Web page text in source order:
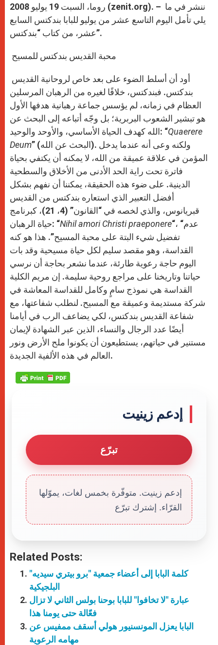
روما، السبت 19 يوليو 2008 (zenit.org). – ننشر في ما
يلي تأمل اليوم التاسع عشر من يوليو للبابا بندكتس السابع
عشر، من كتاب “بندكتس”.
محبة القديس بندكتس للمسيح
بندكتس. فبندكتس، خلافًا لغيره من الرهبان المرسلين
العظام في زمانه، لم يؤسس جماعة رهبانية هدفها الأول
هو تبشير الشعوب البربرية؛ بل وجّه أتباعه إلى البحث عن
الله كهدف الحياة الأساسي، والأوحد والوحيد: “Quaerere
Deum” (البحث عن الله). ولكنه وعى أنه عندما يدخل
المؤمن في علاقة عميقة من الله، لا يمكنه أن يكتفي بحياة
فاترة تحت راية الحد الأدنى من الأخلاق والسطحية
الدينية. على ضوء هذه الحقيقة، يمكننا أن نفهم بشكل
أفضل التعبير الذي استعاره بندكتس من القديس
قبريانوس، والذي لخصه في “القانون” (4، 21)، كبرنامج
حياة الرهبان: “Nihil amori Christi praeponere“، “عدم
تفضيل شيء البتة على محبة المسيح”. هذا هو كنه
القداسة، وهو مقصد سليم لكل حياة مسيحية وقد بات
اليوم حاجة رعوية طارئة، عندما نشعر بحاجة أن نرسي
حياتنا وتاريخنا على مراجع روحية سليمة. إن مريم الكلية
القداسة هي نموذج سامٍ وكامل للقداسة المعاشة في
شركة مستديمة وعميقة مع المسيح. لنطلب شفاعتها، مع
شفاعة القديس بندكتس، لكي يضاعف الرب في أيامنا
أيضًا عدد الرجال والنساء، الذين عبر الشهادة لإيمان
مستنير في حياتهم، يستطيعون أن يكونوا ملح الأرض ونور
العالم في هذه الألفية الجديدة.
إدعم زينيت
تبرّع
إدعم زينيت. متوفّرة بخمس لغات، يموّلها
القرّاء. إشترك تبرّع
Related Posts:
كلمة البابا إلى أعضاء جمعية "برو بيتري سيديه"
البلجيكية
عبارة "لا تخافوا" للبابا بوحنا بولس الثاني لا تزال
فعّالة حتى يومنا هذا
البابا يعزل المونسنيور هولي أسقف ممفيس عن
مهامه الرعوية